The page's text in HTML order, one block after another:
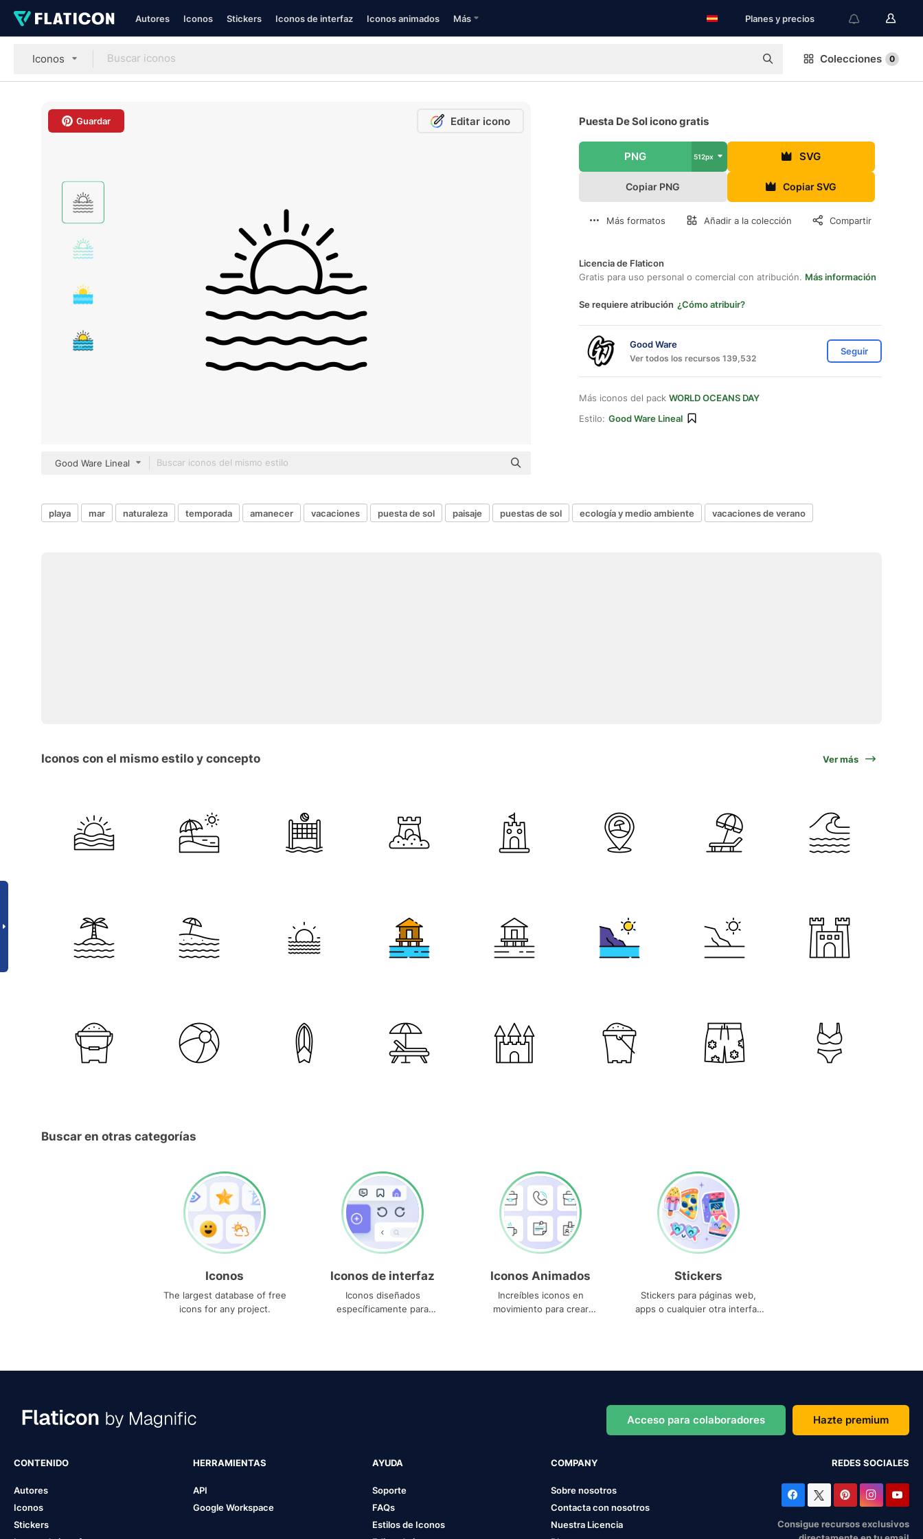
Autores Iconos Stickers Iconos de interfaz Iconos animados Más Planes y precios
Iconos Colecciones 0
Guardar Editar icono
Good Ware Lineal
Puesta De Sol icono gratis
PNG 512px SVG
Copiar PNG Copiar SVG
Más formatos Añadir a la colección Compartir
Licencia de Flaticon
Gratis para uso personal o comercial con atribución. Más información
Se requiere atribución ¿Cómo atribuir?
Good Ware
Ver todos los recursos 139,532
Seguir
Más iconos del pack WORLD OCEANS DAY
Estilo: Good Ware Lineal
playa mar naturaleza temporada amanecer vacaciones puesta de sol paisaje puestas de sol ecología y medio ambiente vacaciones de verano
Iconos con el mismo estilo y concepto Ver más
Buscar en otras categorías
Iconos
The largest database of free
icons for any project.
Iconos de interfaz
Iconos diseñados
específicamente para
Iconos Animados
Increíbles iconos en
movimiento para crear
Stickers
Stickers para páginas web,
apps o cualquier otra interfaz
Acceso para colaboradores Hazte premium
CONTENIDO
Autores
Iconos
Stickers
HERRAMIENTAS
API
Google Workspace
AYUDA
Soporte
FAQs
Estilos de Iconos
COMPANY
Sobre nosotros
Contacta con nosotros
Nuestra Licencia
REDES SOCIALES
Consigue recursos exclusivos